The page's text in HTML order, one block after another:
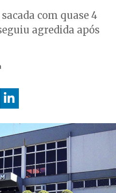
com quase 4
agredida após